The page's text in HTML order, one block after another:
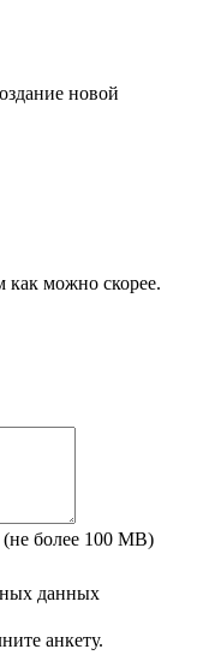
новой
как можно скорее.
более 100 MB)
данных
анкету.